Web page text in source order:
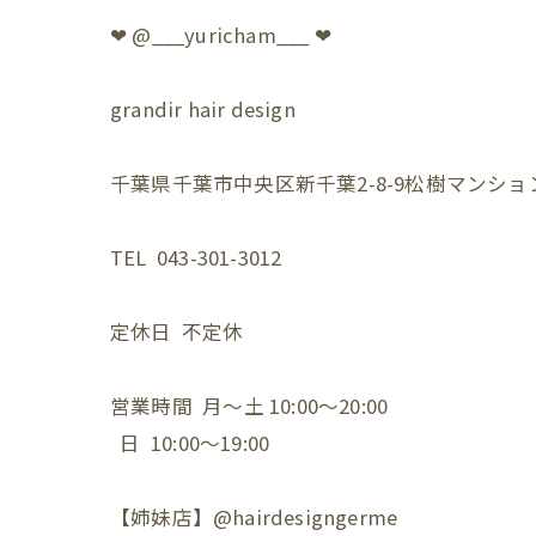
❤︎ @___yuricham___ ❤︎
grandir hair design
千葉県千葉市中央区新千葉2-8-9松樹マンショ
TEL 043-301-3012
定休日 不定休
営業時間 月〜土 10:00〜20:00
日 10:00〜19:00
【姉妹店】@hairdesigngerme